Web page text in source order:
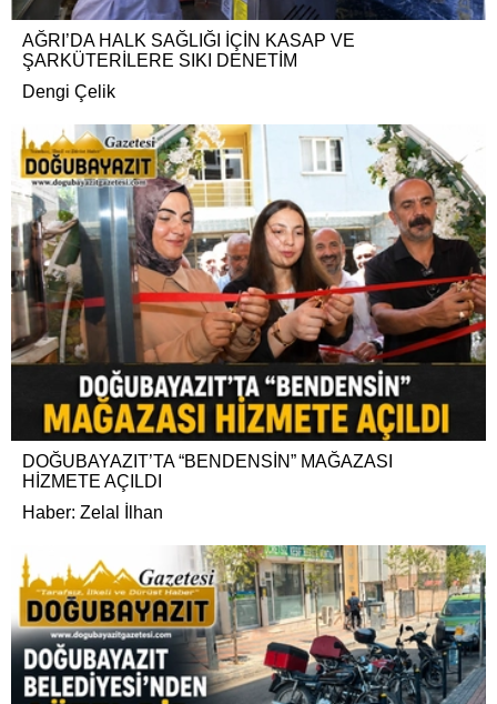
AĞRI’DA HALK SAĞLIĞI İÇİN KASAP VE
ŞARKÜTERİLERE SIKI DENETİM
Dengi Çelik
DOĞUBAYAZIT’TA “BENDENSİN” MAĞAZASI
HİZMETE AÇILDI
Haber: Zelal İlhan